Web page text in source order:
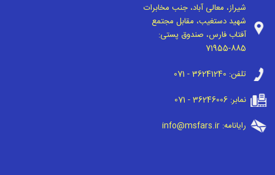
شیراز، معالی آباد، جنب مخابرات
شهید دستغیب، مقابل مجتمع
آفتاب فارس، صندوق پستی:
71955-885
تلفن: 071 - 36241240
نمابر:071 - 36246006
رایانامه:info@msfars.ir